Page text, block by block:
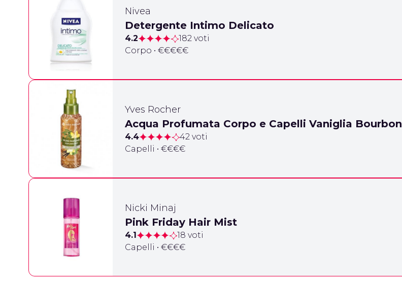
Nivea
Detergente Intimo Delicato
4.2
182 voti
Corpo • €€€€€
Yves Rocher
Acqua Profumata Corpo e Capelli Vaniglia Bourbon
4.4
42 voti
Capelli • €€€€
Nicki Minaj
Pink Friday Hair Mist
4.1
18 voti
Capelli • €€€€